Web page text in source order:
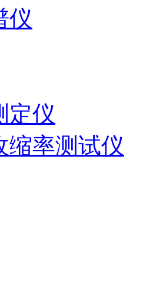
仪
定仪
缩率测试仪